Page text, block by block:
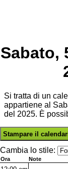
Sabato,
Si tratta di un
appartiene al
del 2025. È
Stampare il
Cambia lo stile:
Ora Note